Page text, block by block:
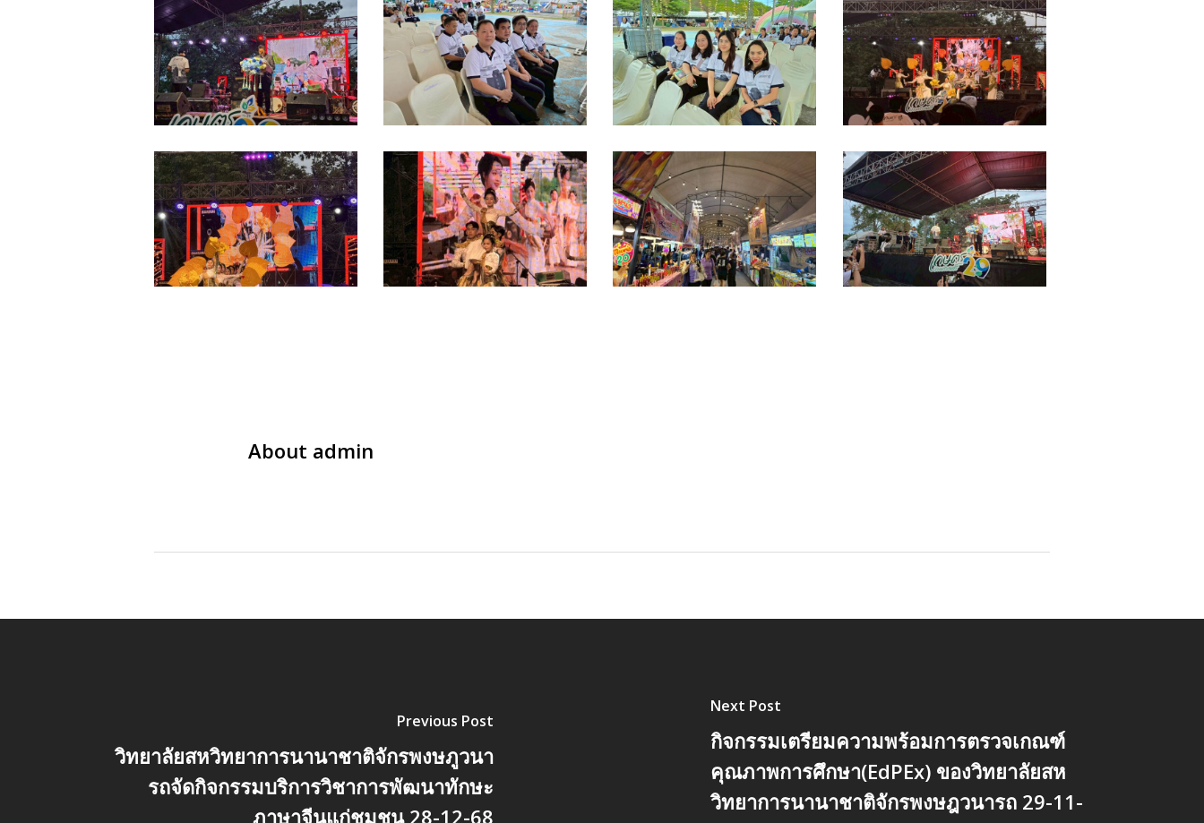
LINE_ALBUM_รูป
ถ่าย
งาน
4
ธันวาคม
2025_251222_45
LINE_ALBUM_รูป
ถ่าย
ธันวาคม
2025_251222_24
LINE_ALBUM_รูป
ถ่าย
งาน
4
ธันวาคม
2025_251222_21
LINE_ALBUM_เกษตร
แฟร์
บาง
พระ
4-
12-
LINE_ALBUM_เกษตร
แฟร์
บาง
พระ
12-
LINE_ALBUM_เกษตร
แฟร์
บาง
4-
12-
LINE_ALBUM_รูป
ถ่าย
งาน
4
ธันวาคม
2025_251222_51
LINE_ALBUM_รูป
ถ่าย
งาน
4
ธันวาคม
2025_251222_47
About admin
Previous Post
วิทยาลัยสหวิทยาการนานาชาติจักรพงษภูวนา
รถจัดกิจกรรมบริการวิชาการพัฒนาทักษะ
ภาษาจีนแก่ชุมชน 28-12-68
Next Post
กิจกรรมเตรียมความพร้อมการตรวจเกณฑ์
คุณภาพการศึกษา(EdPEx) ของวิทยาลัยสห
วิทยาการนานาชาติจักรพงษฎวนารถ 29-11-